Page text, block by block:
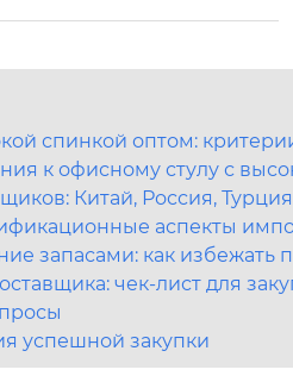
спинкой оптом:
к офисному стулу с
Китай, Россия, Турция
аспекты
запасами: как избежать
чек-лист для
успешной закупки